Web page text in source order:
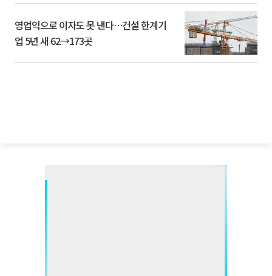
영업익으로 이자도 못 낸다…건설 한계기
업 5년 새 62→173곳